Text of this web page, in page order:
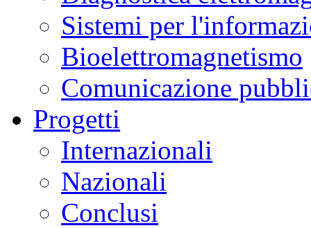
Sistemi per
Bioelettromagnetismo
Comunicazione
Progetti
Internazionali
Nazionali
Conclusi